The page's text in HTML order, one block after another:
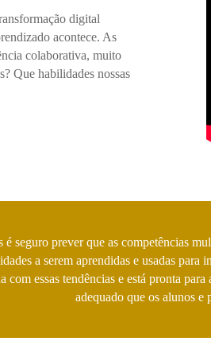
digital
acontece. As
colaborativa, muito
Que habilidades nossas
é seguro prever que as competências
a serem aprendidas e usadas
essas tendências e está pronta
adequado que os alunos e